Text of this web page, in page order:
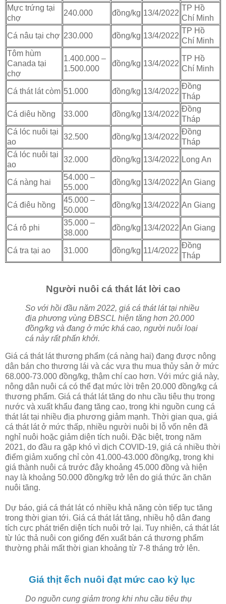
Mực trứng tại
chợ
240.000 đồng/kg 13/4/2022
TP Hồ
Chí Minh
Cá nâu tại chợ 230.000 đồng/kg 13/4/2022
TP Hồ
Chí Minh
Tôm hùm
Canada tại
chợ
1.400.000 –
1.500.000
đồng/kg 13/4/2022
TP Hồ
Chí Minh
Cá thát lát còm 51.000 đồng/kg 13/4/2022
Đồng
Tháp
Cá diêu hồng 33.000 đồng/kg 13/4/2022
Đồng
Tháp
Cá lóc nuôi tại
ao
32.500 đồng/kg 13/4/2022
Đồng
Tháp
Cá lóc nuôi tại
ao
32.000 đồng/kg 13/4/2022 Long An
Cá nàng hai
54.000 –
55.000
đồng/kg 13/4/2022 An Giang
Cá điêu hồng
45.000 –
50.000
đồng/kg 13/4/2022 An Giang
Cá rô phi
35.000 –
38.000
đồng/kg 13/4/2022 An Giang
Cá tra tại ao 31.000 đồng/kg 11/4/2022
Đồng
Tháp
Người nuôi cá thát lát lời cao
So với hồi đầu năm 2022, giá cá thát lát tại nhiều
địa phương vùng ÐBSCL hiện tăng hơn 20.000
đồng/kg và đang ở mức khá cao, người nuôi loại
cá này rất phấn khởi.
Giá cá thát lát thương phẩm (cá nàng hai) đang được nông
dân bán cho thương lái và các vựa thu mua thủy sản ở mức
68.000-73.000 đồng/kg, thậm chí cao hơn. Với mức giá này,
nông dân nuôi cá có thể đạt mức lời trên 20.000 đồng/kg cá
thương phẩm. Giá cá thát lát tăng do nhu cầu tiêu thụ trong
nước và xuất khẩu đang tăng cao, trong khi nguồn cung cá
thát lát tại nhiều địa phương giảm mạnh. Thời gian qua, giá
cá thát lát ở mức thấp, nhiều người nuôi bị lỗ vốn nên đã
nghỉ nuôi hoặc giảm diện tích nuôi. Ðặc biệt, trong năm
2021, do đầu ra gặp khó vì dịch COVID-19, giá cá nhiều thời
điểm giảm xuống chỉ còn 41.000-43.000 đồng/kg, trong khi
giá thành nuôi cá trước đây khoảng 45.000 đồng và hiện
nay là khoảng 50.000 đồng/kg trở lên do giá thức ăn chăn
nuôi tăng.
Dự báo, giá cá thát lát có nhiều khả năng còn tiếp tục tăng
trong thời gian tới. Giá cá thát lát tăng, nhiều hộ dân đang
tích cực phát triển diện tích nuôi trở lại. Tuy nhiên, cá thát lát
từ lúc thả nuôi con giống đến xuất bán cá thương phẩm
thường phải mất thời gian khoảng từ 7-8 tháng trở lên.
Giá thịt ếch nuôi đạt mức cao kỷ lục
Do nguồn cung giảm trong khi nhu cầu tiêu thụ